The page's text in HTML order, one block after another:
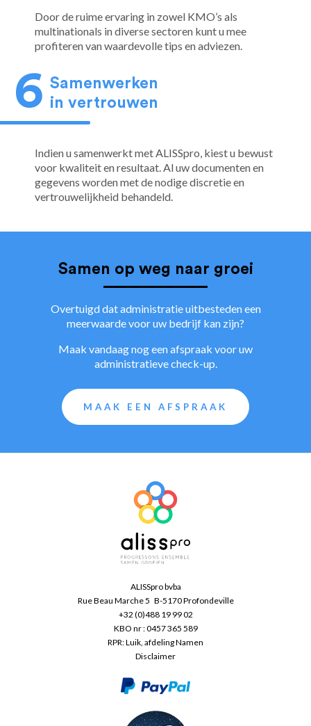
Door de ruime ervaring in zowel KMO’s als
multinationals in diverse sectoren kunt u mee
profiteren van waardevolle tips en adviezen.
Samenwerken
in vertrouwen
Indien u samenwerkt met ALISSpro, kiest u bewust
voor kwaliteit en resultaat. Al uw documenten en
gegevens worden met de nodige discretie en
vertrouwelijkheid behandeld.
Samen op weg naar groei
Overtuigd dat administratie uitbesteden een
meerwaarde voor uw bedrijf kan zijn?
Maak vandaag nog een afspraak voor uw
administratieve check-up.
MAAK EEN AFSPRAAK
ALISSpro bvba
Rue Beau Marche 5 B-5170 Profondeville
+32 (0)488 19 99 02
KBO nr : 0457 365 589
RPR: Luik, afdeling Namen
Disclaimer